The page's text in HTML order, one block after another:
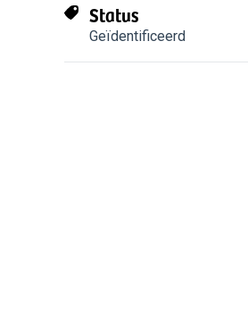
Status
Geïdentificeerd